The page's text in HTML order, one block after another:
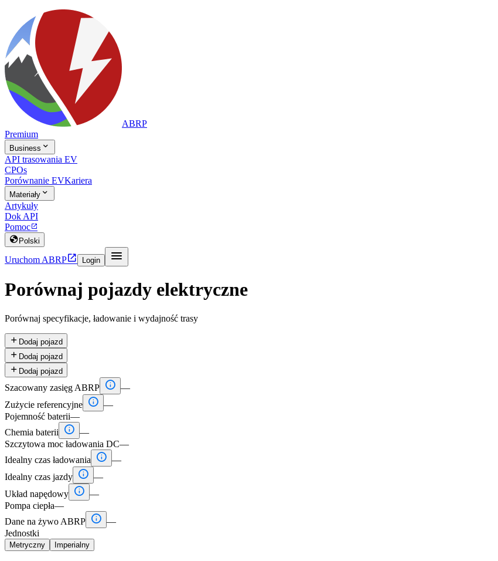
ABRP
Premium
Business 
API trasowania EV
CPOs
Porównanie EVKariera
Materiały 
Artykuły
Dok API
Pomoc
 Polski
Uruchom ABRP Login 
Porównaj pojazdy elektryczne
Porównaj specyfikacje, ładowanie i wydajność trasy
 Dodaj pojazd
 Dodaj pojazd
 Dodaj pojazd
Szacowany zasięg ABRP  —
Zużycie referencyjne  —
Pojemność baterii—
Chemia baterii
 —
Szczytowa moc ładowania DC—
Idealny czas ładowania
 —
Idealny czas jazdy  —
Układ napędowy  —
Pompa ciepła—
Dane na żywo ABRP  —
Jednostki
Metryczny Imperialny